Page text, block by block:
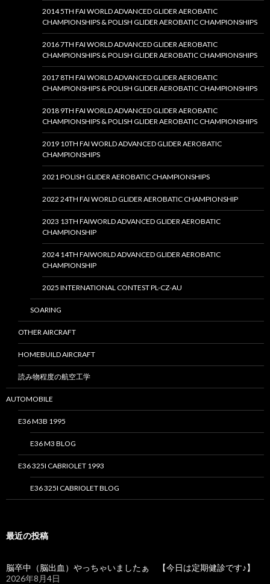
2014 5TH FAI WORLD ADVANCED GLIDER AEROBATIC
CHAMPIONSHIPS & POLISH GLIDER AEROBATIC CHAMPIONSHIPS
2016 7TH FAI WORLD ADVANCED GLIDER AEROBATIC
CHAMPIONSHIPS & POLISH GLIDER AEROBATIC CHAMPIONSHIPS
2017 8TH FAI WORLD ADVANCED GLIDER AEROBATIC
CHAMPIONSHIPS & POLISH GLIDER AEROBATIC CHAMPIONSHIPS
2018 9TH FAI WORLD ADVANCED GLIDER AEROBATIC
CHAMPIONSHIPS & POLISH GLIDER AEROBATIC CHAMPIONSHIPS
2019 10TH FAI WORLD ADVANCED GLIDER AEROBATIC
CHAMPIONSHIPS
2021 POLISH GLIDER AEROBATIC CHAMPIONSHIPS
2022 24TH FAI WORLD GLIDER AEROBATIC CHAMPIONSHIP
2023 13TH FAIWORLD ADVANCED GLIDER AEROBATIC
CHAMPIONSHIP
2024 14TH FAIWORLD ADVANCED GLIDER AEROBATIC
CHAMPIONSHIP
2025 INTERNATIONAL CONTEST PL-CZ-AU
SOARING
OTHER AIRCRAFT
HOMEBUILD AIRCRAFT
読み物程度の航空工学
AUTOMOBILE
E36 M3B 1995
E36 M3 BLOG
E36 325I CABRIOLET 1993
E36 325I CABRIOLET BLOG
最近の投稿
脳卒中（脳出血）やっちゃいましたぁ 【今日は定期健診です♪】
2026年8月4日